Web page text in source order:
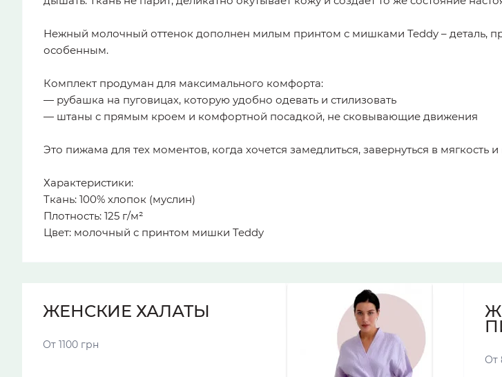
Нежный молочный оттенок дополнен милым принтом с мишками Teddy –
особенным.
Комплект продуман для максимального комфорта:
— рубашка на пуговицах, которую удобно одевать и стилизовать
— штаны с прямым кроем и комфортной посадкой, не сковывающие движения
Это пижама для тех моментов, когда хочется замедлиться, завернуться в мягкость
Характеристики:
Ткань: 100% хлопок (муслин)
Плотность: 125 г/м²
Цвет: молочный с принтом мишки Teddy
ЖЕНСКИЕ ХАЛАТЫ
От 1100 грн
От